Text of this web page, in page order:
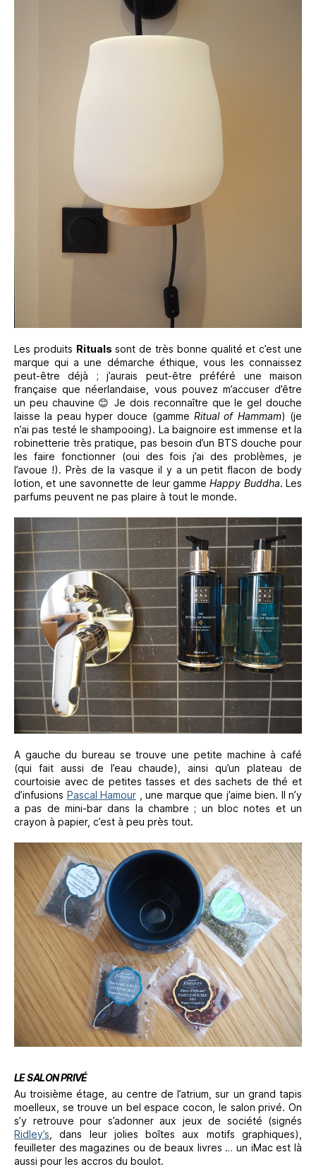
Les produits Rituals sont de très bonne qualité et c’est une
marque qui a une démarche éthique, vous les connaissez
peut-être déjà ; j’aurais peut-être préféré une maison
française que néerlandaise, vous pouvez m’accuser d’être
un peu chauvine 😊 Je dois reconnaître que le gel douche
laisse la peau hyper douce (gamme Ritual of Hammam) (je
n’ai pas testé le shampooing). La baignoire est immense et la
robinetterie très pratique, pas besoin d’un BTS douche pour
les faire fonctionner (oui des fois j’ai des problèmes, je
l’avoue !). Près de la vasque il y a un petit flacon de body
lotion, et une savonnette de leur gammeHappy Buddha. Les
parfums peuvent ne pas plaire à tout le monde.
A gauche du bureau se trouve une petite machine à café
(qui fait aussi de l’eau chaude), ainsi qu’un plateau de
courtoisie avec de petites tasses et des sachets de thé et
d’infusions Pascal Hamour , une marque que j’aime bien. Il n’y
a pas de mini-bar dans la chambre ; un bloc notes et un
crayon à papier, c’est à peu près tout.
LE SALON PRIVÉ
Au troisième étage, au centre de l’atrium, sur un grand tapis
moelleux, se trouve un bel espace cocon, le salon privé. On
s’y retrouve pour s’adonner aux jeux de société (signés
Ridley’s , dans leur jolies boîtes aux motifs graphiques),
feuilleter des magazines ou de beaux livres … un iMac est là
aussi pour les accros du boulot.